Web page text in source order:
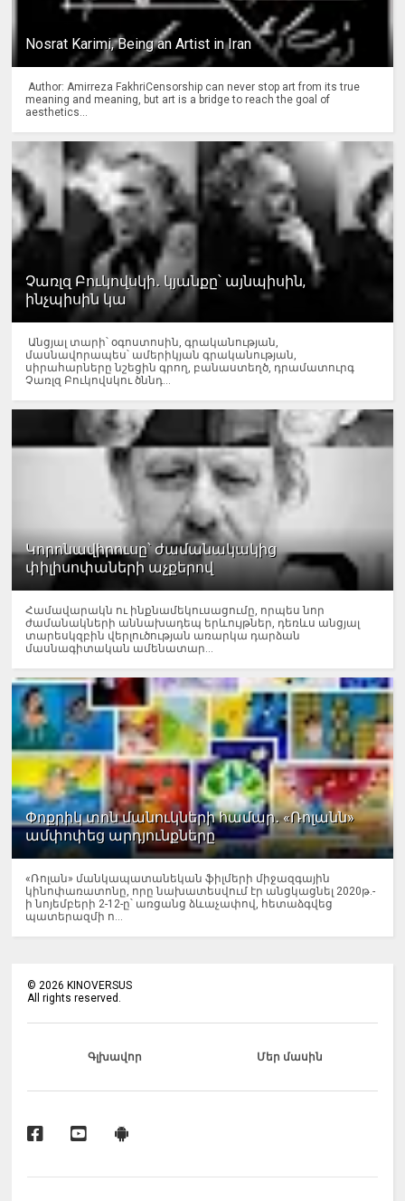
Nosrat Karimi, Being an Artist in Iran
Author: Amirreza FakhriCensorship can never stop art from its true
meaning and meaning, but art is a bridge to reach the goal of
aesthetics...
Չառլզ Բուկովսկի․ կյանքը՝ այնպիսին,
ինչպիսին կա
Անցյալ տարի՝ օգոստոսին, գրականության,
մասնավորապես՝ ամերիկյան գրականության,
սիրահարները նշեցին գրող, բանաստեղծ, դրամատուրգ
Չառլզ Բուկովսկու ծննդ...
Կորոնավիրուսը՝ ժամանակակից
փիլիսոփաների աչքերով
Համավարակն ու ինքնամեկուսացումը, որպես նոր
ժամանակների աննախադեպ երևույթներ, դեռևս անցյալ
տարեսկզբին վերլուծության առարկա դարձան
մասնագիտական ամենատար...
Փոքրիկ տոն մանուկների համար․ «Ռոլանն»
ամփոփեց արդյունքները
«Ռոլան» մանկապատանեկան ֆիլմերի միջազգային
կինոփառատոնը, որը նախատեսվում էր անցկացնել 2020թ.-
ի նոյեմբերի 2-12-ը՝ առցանց ձևաչափով, հետաձգվեց
պատերազմի ո...
©2026 KINOVERSUS
All rights reserved.
Գլխավոր Մեր մասին